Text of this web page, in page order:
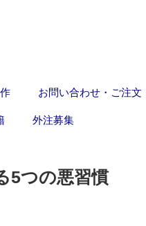
お問い合わせ・ご注文
外注募集
5つの悪習慣